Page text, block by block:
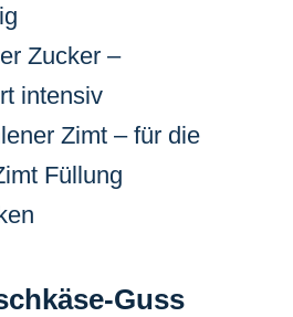
Zucker –
intensiv
Zimt – für die
Füllung
Guss